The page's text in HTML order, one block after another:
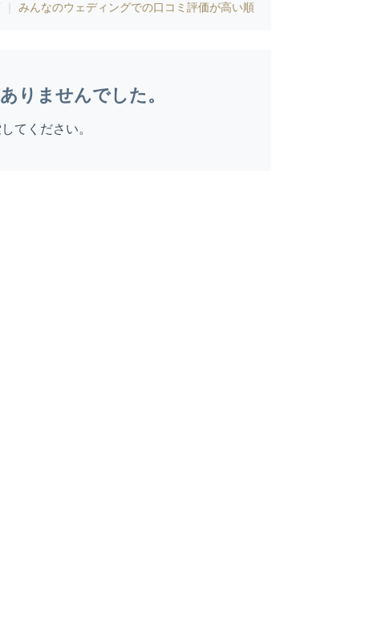
みんなのウェディングでの口コミ評価が高い順
りませんでした。
てください。